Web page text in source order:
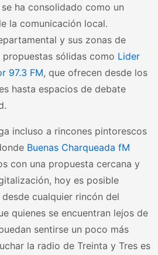
ha consolidado como un
la comunicación local.
y sus zonas de
sólidas como Lider
97.3 FM, que ofrecen desde los
hasta espacios de debate
incluso a rincones pintorescos
Buenas Charqueada fM
con una propuesta cercana y
hoy es posible
cualquier rincón del
quienes se encuentran lejos de
sentirse un poco más
la radio de Treinta y Tres es